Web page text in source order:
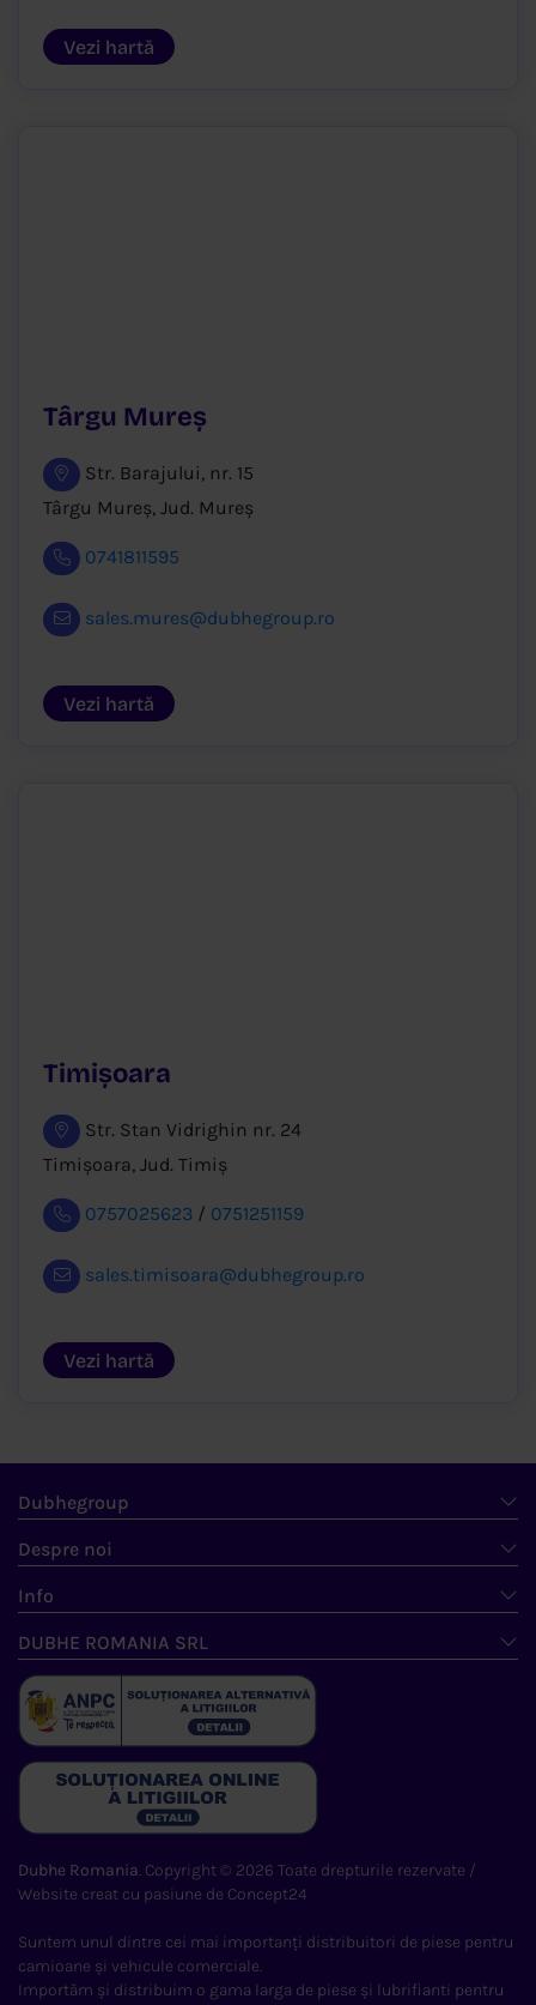
Vezi hartă
Târgu Mureș
Str. Barajului, nr. 15
Târgu Mureș, Jud. Mureș
0741811595
sales.mures@dubhegroup.ro
Vezi hartă
Timișoara
Str. Stan Vidrighin nr. 24
Timișoara, Jud. Timiș
0757025623 / 0751251159
sales.timisoara@dubhegroup.ro
Vezi hartă
Dubhegroup
Despre noi
Info
DUBHE ROMANIA SRL
Dubhe Romania. Copyright © 2026 Toate drepturile rezervate /
Website creat cu pasiune de Concept24
Suntem unul dintre cei mai importanți distribuitori de piese pentru
camioane și vehicule comerciale.
Importăm și distribuim o gama larga de piese și lubrifianti pentru